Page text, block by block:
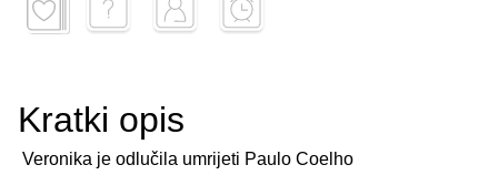
Kratki opis
Veronika je odlučila umrijeti Paulo Coelho